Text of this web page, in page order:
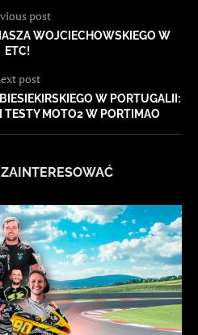
post
WOJCIECHOWSKIEGO W
ETC!
post
W PORTUGALII:
MOTO2 W PORTIMAO